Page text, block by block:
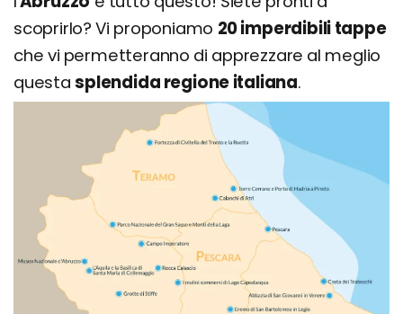
scoprirlo? Vi proponiamo 20 imperdibili tappe
che vi permetteranno di apprezzare al meglio
questasplendida regione italiana.